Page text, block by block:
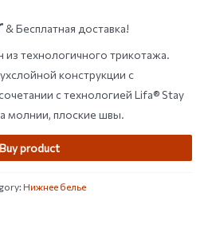
& Бесплатная доставка!
технологичного трикотажа.
конструкции с
с технологией Lifa® Stay
молнии, плоские швы.
Buy product
Нижнее белье